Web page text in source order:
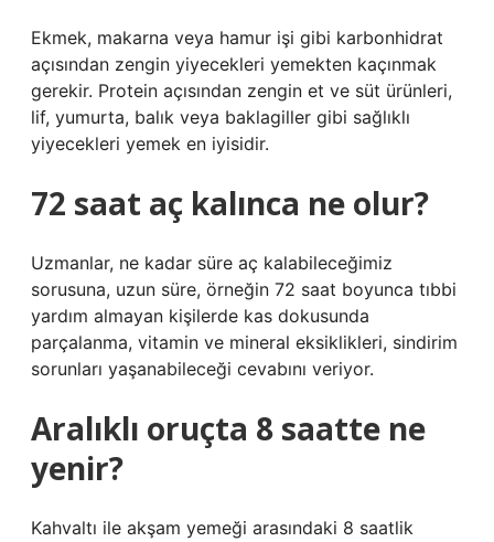
Ekmek, makarna veya hamur işi gibi karbonhidrat
açısından zengin yiyecekleri yemekten kaçınmak
gerekir. Protein açısından zengin et ve süt ürünleri,
lif, yumurta, balık veya baklagiller gibi sağlıklı
yiyecekleri yemek en iyisidir.
72 saat aç kalınca ne olur?
Uzmanlar, ne kadar süre aç kalabileceğimiz
sorusuna, uzun süre, örneğin 72 saat boyunca tıbbi
yardım almayan kişilerde kas dokusunda
parçalanma, vitamin ve mineral eksiklikleri, sindirim
sorunları yaşanabileceği cevabını veriyor.
Aralıklı oruçta 8 saatte ne
yenir?
Kahvaltı ile akşam yemeği arasındaki 8 saatlik